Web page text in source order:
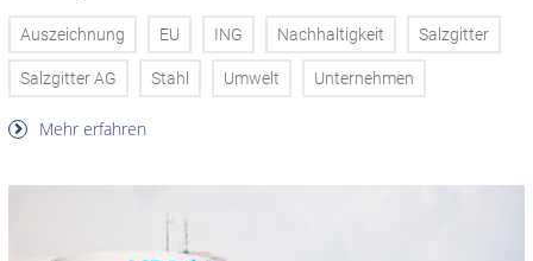
Auszeichnung EU ING Nachhaltigkeit Salzgitter
Salzgitter AG Stahl Umwelt Unternehmen
Mehr erfahren